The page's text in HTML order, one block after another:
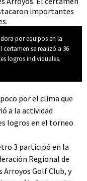
por equipos en la
certamen se realizó a 36
logros individuales.
por el clima que
a la actividad
logros en el torneo
3 participó en la
Regional de
Arroyos Golf Club, y